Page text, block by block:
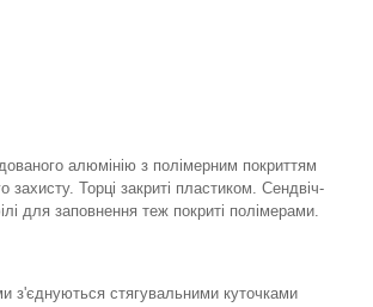
алюмінію з полімерним покриттям
захисту. Торці закриті пластиком. Сендвіч-
для заповнення теж покриті полімерами.
з'єднуються стягувальними куточками